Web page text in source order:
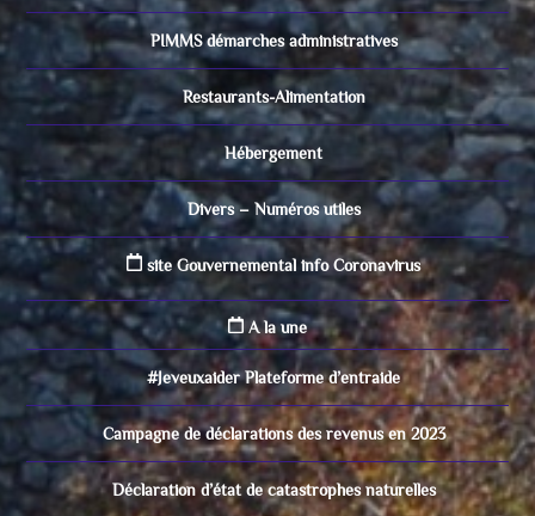
PIMMS démarches administratives
Restaurants-Alimentation
Hébergement
Divers – Numéros utiles
site Gouvernemental info Coronavirus
A la une
#Jeveuxaider Plateforme d’entraide
Campagne de déclarations des revenus en 2023
Déclaration d’état de catastrophes naturelles